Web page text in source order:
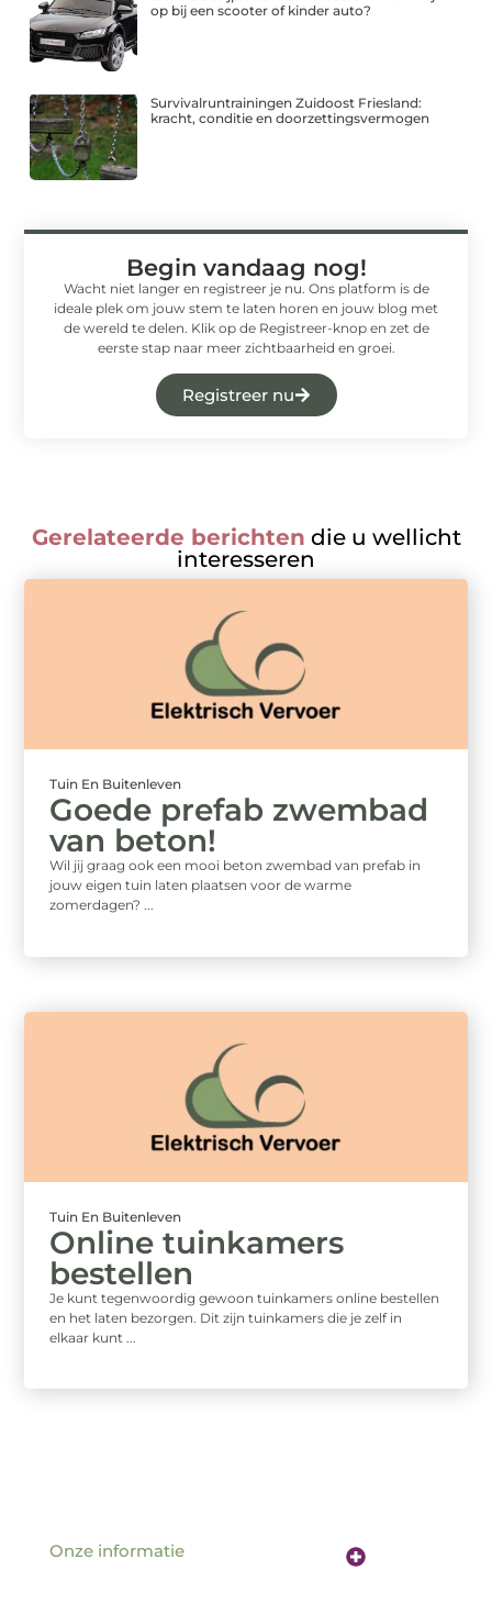
op bij een scooter of kinder auto?
Survivalruntrainingen Zuidoost Friesland:
kracht, conditie en doorzettingsvermogen
Begin vandaag nog!
Wacht niet langer en registreer je nu. Ons platform is de
ideale plek om jouw stem te laten horen en jouw blog met
de wereld te delen. Klik op de Registreer-knop en zet de
eerste stap naar meer zichtbaarheid en groei.
Registreer nu
Gerelateerde berichten die u wellicht
interesseren
Tuin En Buitenleven
Goede prefab zwembad
van beton!
Wil jij graag ook een mooi beton zwembad van prefab in
jouw eigen tuin laten plaatsen voor de warme
zomerdagen? ...
Tuin En Buitenleven
Online tuinkamers
bestellen
Je kunt tegenwoordig gewoon tuinkamers online bestellen
en het laten bezorgen. Dit zijn tuinkamers die je zelf in
elkaar kunt ...
Onze informatie